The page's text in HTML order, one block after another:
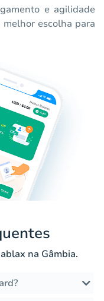
e agilidade
escolha para
na Gâmbia.